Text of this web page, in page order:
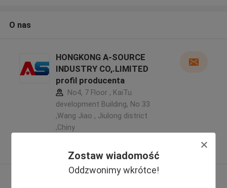
Zostaw wiadomość
Oddzwonimy wkrótce!
O nas
HONGKONG A-SOURCE
INDUSTRY CO,.LIMITED
profil producenta
No4, 7 Floor , KaiTu
development Building, No 33
,Wang Jiao , Jiulong district
,Chiny
zweryfikowane Dostawca
Zobacz więcej